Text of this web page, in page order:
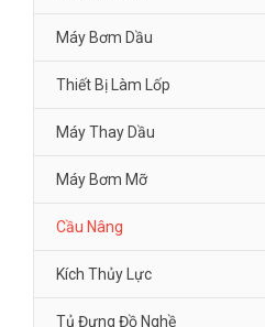
Máy Bơm Dầu
Thiết Bị Làm Lốp
Máy Thay Dầu
Máy Bơm Mỡ
Cầu Nâng
Kích Thủy Lực
Tủ Đựng Đồ Nghề